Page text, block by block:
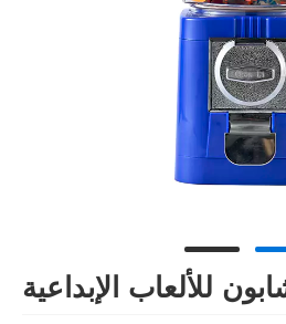
الإبداعية